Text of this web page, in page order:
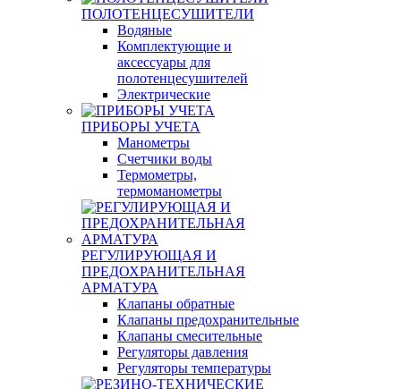
ПОЛОТЕНЦЕСУШИТЕЛИ
Водяные
Комплектующие и
аксессуары для
полотенцесушителей
Электрические
ПРИБОРЫ УЧЕТА
Манометры
Счетчики воды
Термометры,
термоманометры
РЕГУЛИРУЮЩАЯ И
ПРЕДОХРАНИТЕЛЬНАЯ
АРМАТУРА
Клапаны обратные
Клапаны предохранительные
Клапаны смесительные
Регуляторы давления
Регуляторы температуры